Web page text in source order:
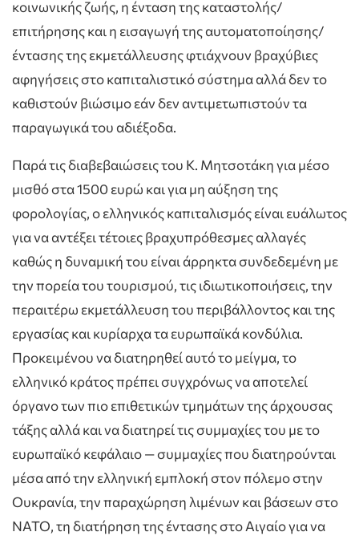
κοινωνικής ζωής, η ένταση της καταστολής/
επιτήρησης και η εισαγωγή της αυτοματοποίησης/
έντασης της εκμετάλλευσης φτιάχνουν βραχύβιες
αφηγήσεις στο καπιταλιστικό σύστημα αλλά δεν το
καθιστούν βιώσιμο εάν δεν αντιμετωπιστούν τα
παραγωγικά του αδιέξοδα.
Παρά τις διαβεβαιώσεις του Κ. Μητσοτάκη για μέσο
μισθό στα 1500 ευρώ και για μη αύξηση της
φορολογίας, ο ελληνικός καπιταλισμός είναι ευάλωτος
για να αντέξει τέτοιες βραχυπρόθεσμες αλλαγές
καθώς η δυναμική του είναι άρρηκτα συνδεδεμένη με
την πορεία του τουρισμού, τις ιδιωτικοποιήσεις, την
περαιτέρω εκμετάλλευση του περιβάλλοντος και της
εργασίας και κυρίαρχα τα ευρωπαϊκά κονδύλια.
Προκειμένου να διατηρηθεί αυτό το μείγμα, το
ελληνικό κράτος πρέπει συγχρόνως να αποτελεί
όργανο των πιο επιθετικών τμημάτων της άρχουσας
τάξης αλλά και να διατηρεί τις συμμαχίες του με το
ευρωπαϊκό κεφάλαιο — συμμαχίες που διατηρούνται
μέσα από την ελληνική εμπλοκή στον πόλεμο στην
Ουκρανία, την παραχώρηση λιμένων και βάσεων στο
ΝΑΤΟ, τη διατήρηση της έντασης στο Αιγαίο για να